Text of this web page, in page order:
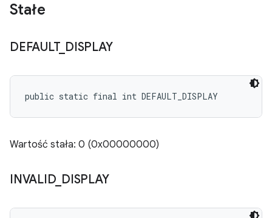
Stałe
DEFAULT_ DISPLAY
public static final int DEFAULT_DISPLAY
Wartość stała: 0 (0x00000000)
INVALID_ DISPLAY